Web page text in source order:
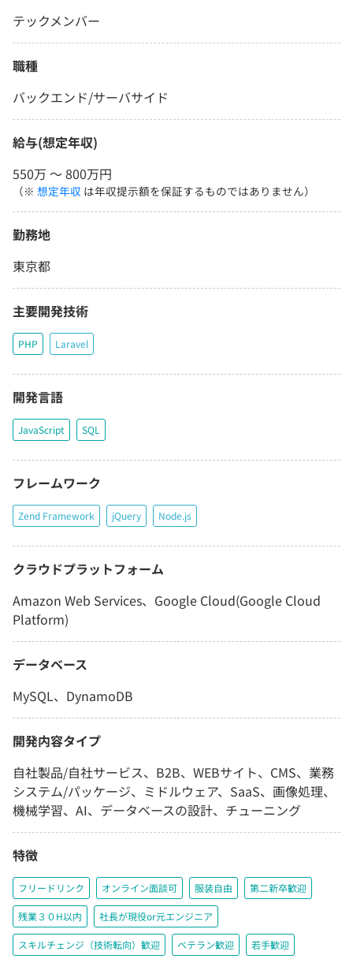
テックメンバー
職種
バックエンド/サーバサイド
給与(想定年収)
550万 〜 800万円
（※ 想定年収 は年収提示額を保証するものではありません）
勤務地
東京都
主要開発技術
PHP Laravel
開発言語
JavaScript SQL
フレームワーク
Zend Framework jQuery Node.js
クラウドプラットフォーム
Amazon Web Services、Google Cloud(Google Cloud
Platform)
データベース
MySQL、DynamoDB
開発内容タイプ
自社製品/自社サービス、B2B、WEBサイト、CMS、業務
システム/パッケージ、ミドルウェア、SaaS、画像処理、
機械学習、AI、データベースの設計、チューニング
特徴
フリードリンク オンライン面談可 服装自由 第二新卒歓迎
残業３０H以内 社長が現役or元エンジニア
スキルチェンジ（技術転向）歓迎 ベテラン歓迎 若手歓迎